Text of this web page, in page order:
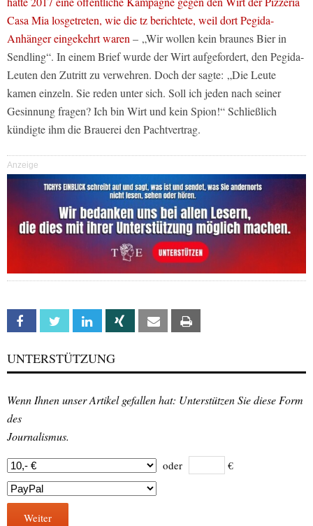
Casa Mia losgetreten, wie die tz berichtete, weil dort Pegida-
Anhänger eingekehrt waren – „Wir wollen kein braunes Bier in
Sendling“. In einem Brief wurde der Wirt aufgefordert, den Pegida-
Leuten den Zutritt zu verwehren. Doch der sagte: „Die Leute
kamen einzeln. Sie reden unter sich. Soll ich jeden nach seiner
Gesinnung fragen? Ich bin Wirt und kein Spion!“ Schließlich
kündigte ihm die Brauerei den Pachtvertrag.
Anzeige
Facebook Twitter Linkedin Xing Email
UNTERSTÜTZUNG
Wenn Ihnen unser Artikel gefallen hat: Unterstützen Sie diese Form
des
Journalismus.
oder €
Weiter